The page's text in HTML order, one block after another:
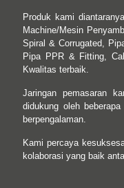
Produk kami
Machine/Mesin
Spiral & Corrugated,
Pipa PPR & Fitting,
Kwalitas terbaik.
Jaringan pemasaran
didukung oleh
berpengalaman.
Kami percaya
kolaborasi yang baik